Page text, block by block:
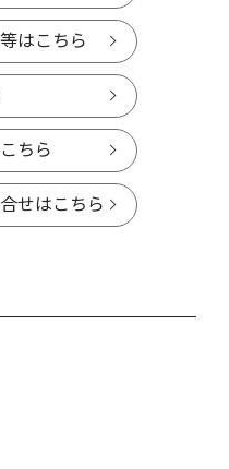
はこちら
ちら
せはこちら